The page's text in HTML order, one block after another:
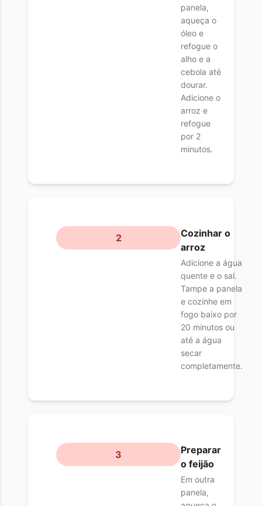
panela,
aqueça o
óleo e
refogue o
alho e a
cebola até
dourar.
Adicione o
arroz e
refogue
por 2
minutos.
2
Cozinhar o
arroz
Adicione a água
quente e o sal.
Tampe a panela
e cozinhe em
fogo baixo por
20 minutos ou
até a água
secar
completamente.
3
Preparar
o feijão
Em outra
panela,